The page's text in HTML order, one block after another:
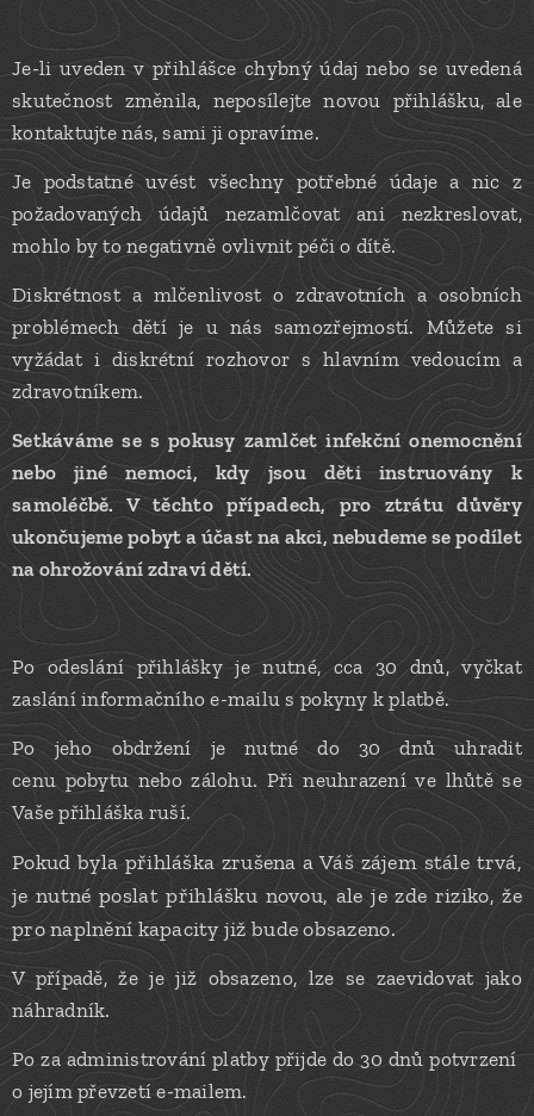
Je-li uveden v přihlášce chybný údaj nebo se uvedená
skutečnost změnila, neposílejte novou přihlášku, ale
kontaktujte nás, sami ji opravíme.
Je podstatné uvést všechny potřebné údaje a nic z
požadovaných údajů nezamlčovat ani nezkreslovat,
mohlo by to negativně ovlivnit péči o dítě.
Diskrétnost a mlčenlivost o zdravotních a osobních
problémech dětí je u nás samozřejmostí. Můžete si
vyžádat i diskrétní rozhovor s hlavním vedoucím a
zdravotníkem.
Setkáváme se s pokusy zamlčet infekční onemocnění
nebo jiné nemoci, kdy jsou děti instruovány k
samoléčbě. V těchto případech, pro ztrátu důvěry
ukončujeme pobyt a účast na akci, nebudeme se podílet
na ohrožování zdraví dětí.
Po odeslání přihlášky je nutné, cca 30 dnů, vyčkat
zaslání informačního e-mailu s pokyny k platbě.
Po jeho obdržení je nutné do 30 dnů uhradit
cenu pobytu nebo zálohu. Při neuhrazení ve lhůtě se
Vaše přihláška ruší.
Pokud byla přihláška zrušena a Váš zájem stále trvá,
je nutné poslat přihlášku novou, ale je zde riziko, že
pro naplnění kapacity již bude obsazeno.
V případě, že je již obsazeno, lze se zaevidovat jako
náhradník.
Po za administrování platby přijde do 30 dnů potvrzení
o jejím převzetí e-mailem.